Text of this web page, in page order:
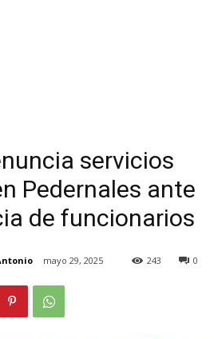
servicios
Pedernales ante
de funcionarios
mayo 29, 2025 0
243